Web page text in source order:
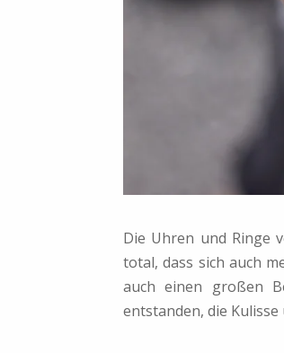
Die Uhren und Ringe
total, dass sich auch
auch einen großen
entstanden, die